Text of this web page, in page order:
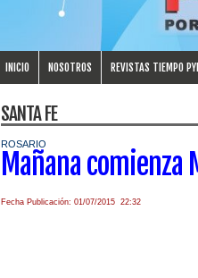
INICIO NOSOTROS REVISTAS TIEMPO
SANTA FE
ROSARIO
Mañana comienza
Fecha Publicación: 01/07/2015 22:32